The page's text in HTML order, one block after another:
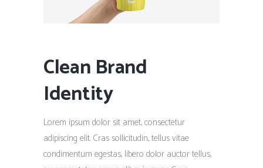
Clean Brand
Identity
Lorem ipsum dolor sit amet, consectetur
adipiscing elit. Cras sollicitudin, tellus vitae
condimentum egestas, libero dolor auctor tellus,